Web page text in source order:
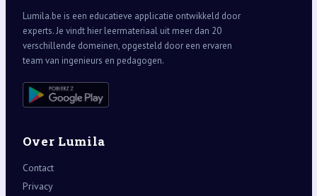
Lumila.be is een educatieve applicatie ontwikkeld door
experts. Je vindt hier leermateriaal uit meer dan 20
verschillende domeinen, opgesteld door een ervaren
team van ingenieurs en pedagogen.
Over Lumila
Contact
Privacy